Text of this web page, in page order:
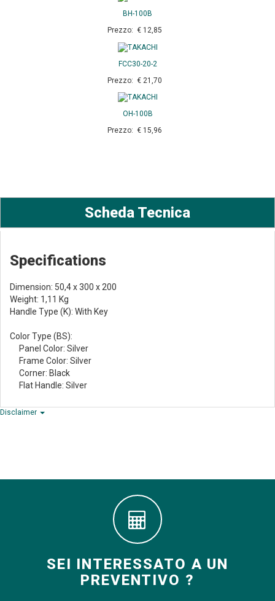
BH-100B
Prezzo: € 12,85
FCC30-20-2
Prezzo: € 21,70
OH-100B
Prezzo: € 15,96
Scheda Tecnica
Specifications
Dimension: 50,4 x 300 x 200
Weight: 1,11 Kg
Handle Type (K): With Key
Color Type (BS):
Panel Color: Silver
Frame Color: Silver
Corner: Black
Flat Handle: Silver
Disclaimer
SEI INTERESSATO A UN
PREVENTIVO ?